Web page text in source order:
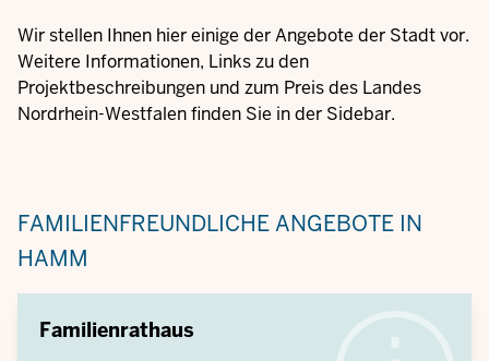
Wir stellen Ihnen hier einige der Angebote der Stadt vor.
Weitere Informationen, Links zu den
Projektbeschreibungen und zum Preis des Landes
Nordrhein-Westfalen finden Sie in der Sidebar.
FAMILIENFREUNDLICHE ANGEBOTE IN
HAMM
Familienrathaus